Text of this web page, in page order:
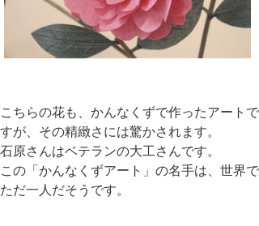
こちらの花も、かんなくずで作ったアートで
すが、その精緻さには驚かされます。
石原さんはベテランの大工さんです。
この「かんなくずアート」の名手は、世界で
ただ一人だそうです。